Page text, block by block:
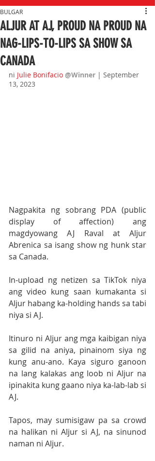
ALJUR AT AJ, PROUD NA PROUD NA
NAG-LIPS-TO-LIPS SA SHOW SA
CANADA
BULGAR
ni Julie Bonifacio @Winner | September
13, 2023
Nagpakita ng sobrang PDA (public
display of affection) ang
magdyowang AJ Raval at Aljur
Abrenica sa isang show ng hunk star
sa Canada.
In-upload ng netizen sa TikTok niya
ang video kung saan kumakanta si
Aljur habang ka-holding hands sa tabi
niya si AJ.
Itinuro ni Aljur ang mga kaibigan niya
sa gilid na aniya, pinainom siya ng
kung anu-ano. Kaya siguro ganoon
na lang kalakas ang loob ni Aljur na
ipinakita kung gaano niya ka-lab-lab si
AJ.
Tapos, may sumisigaw pa sa crowd
na halikan ni Aljur si AJ, na sinunod
naman ni Aljur.